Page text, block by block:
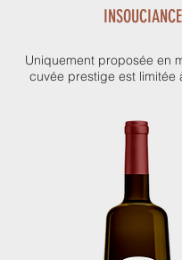
INSOUCIANCE
Uniquement proposée en
cuvée prestige est limitée